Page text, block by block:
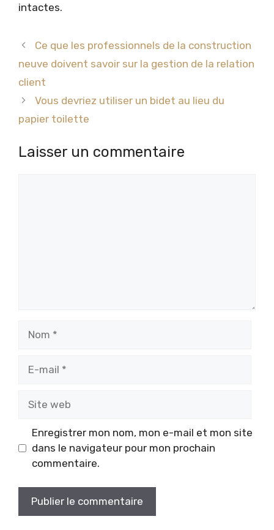
intactes.
Ce que les professionnels de la construction
neuve doivent savoir sur la gestion de la relation
client
Vous devriez utiliser un bidet au lieu du
papier toilette
Laisser un commentaire
Enregistrer mon nom, mon e-mail et mon site
dans le navigateur pour mon prochain
commentaire.